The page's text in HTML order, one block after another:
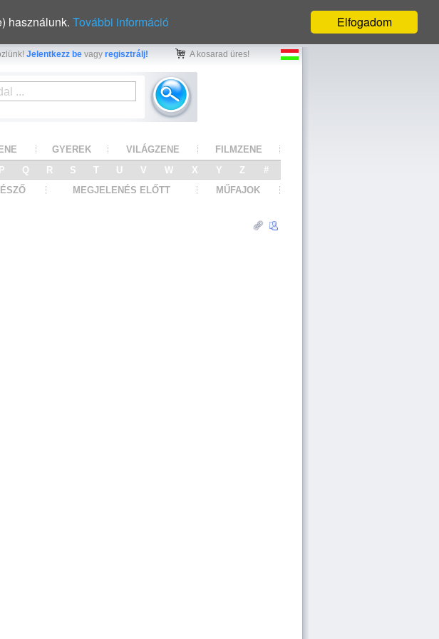
Elfogadom
használunk. További információ
A kosarad üres!
Jelentkezz be vagyregisztrálj!
GYEREK VILÁGZENE
FILMZENE
P Q R S T U V W X Y Z
#
MEGJELENÉS ELŐTT MŰFAJOK